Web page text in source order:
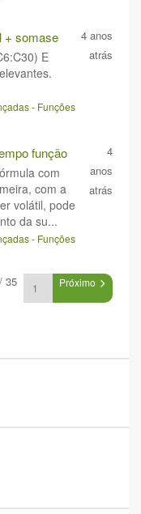
+ somase
E
4 anos
atrás
- Funções
função
com
com a
volátil, pode
da su...
4
anos
atrás
- Funções
35 Próximo